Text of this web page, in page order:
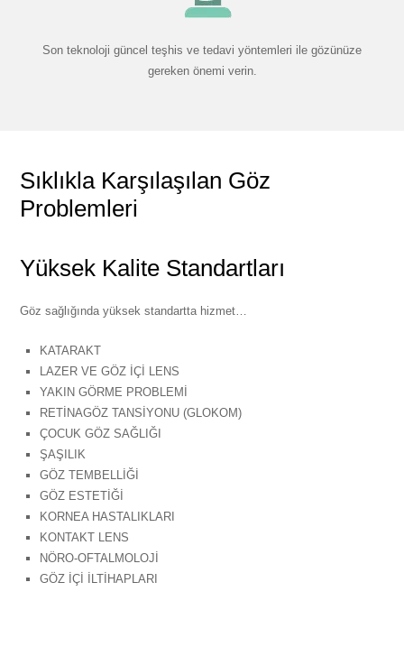
Son teknoloji güncel teşhis ve tedavi yöntemleri ile gözünüze
gereken önemi verin.
Sıklıkla Karşılaşılan Göz
Problemleri
Yüksek Kalite Standartları
Göz sağlığında yüksek standartta hizmet…
KATARAKT
LAZER VE GÖZ İÇİ LENS
YAKIN GÖRME PROBLEMİ
RETİNAGÖZ TANSİYONU (GLOKOM)
ÇOCUK GÖZ SAĞLIĞI
ŞAŞILIK
GÖZ TEMBELLİĞİ
GÖZ ESTETİĞİ
KORNEA HASTALIKLARI
KONTAKT LENS
NÖRO-OFTALMOLOJİ
GÖZ İÇİ İLTİHAPLARI